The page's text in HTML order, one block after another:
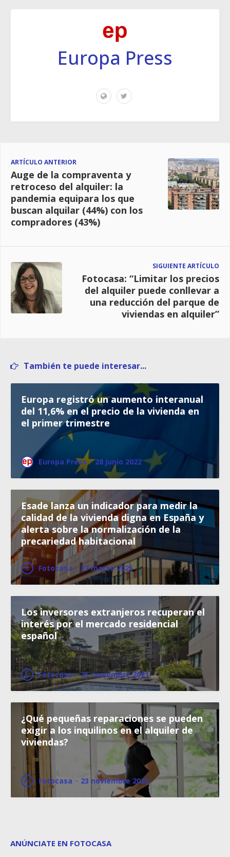
Europa Press
ARTÍCULO ANTERIOR
Auge de la compraventa y
retroceso del alquiler: la
pandemia equipara los que
buscan alquilar (44%) con los
compradores (43%)
SIGUIENTE ARTÍCULO
Fotocasa: “Limitar los precios
del alquiler puede conllevar a
una reducción del parque de
viviendas en alquiler”
También te puede interesar...
Europa registró un aumento interanual
del 11,6% en el precio de la vivienda en
el primer trimestre
Europa Press · 28 junio 2022
Esade lanza un indicador para medir la
calidad de la vivienda digna en España y
alerta sobre la normalización de la
precariedad habitacional
Fotocasa · 27 marzo 2025
Los inversores extranjeros recuperan el
interés por el mercado residencial
español
Fotocasa · 25 noviembre 2021
¿Qué pequeñas reparaciones se pueden
exigir a los inquilinos en el alquiler de
viviendas?
Fotocasa · 23 noviembre 2020
ANÚNCIATE EN FOTOCASA